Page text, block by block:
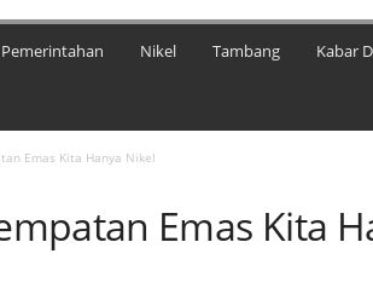
Pemerintahan Nikel Tambang Kabar
Emas Kita Hanya Nikel
Emas Kita